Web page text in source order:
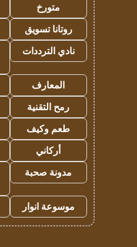
متورخ
روتانا تسويق
نادي الترددات
المعارف
رمح التقنية
طعم وكيف
أركاني
مدونة صحبة
موسوعة انوار